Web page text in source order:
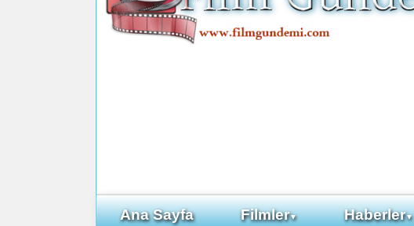
Ana Sayfa Filmler▼ Haberler▼